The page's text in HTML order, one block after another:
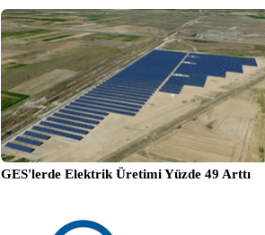
GES'lerde Elektrik Üretimi Yüzde 49 Arttı